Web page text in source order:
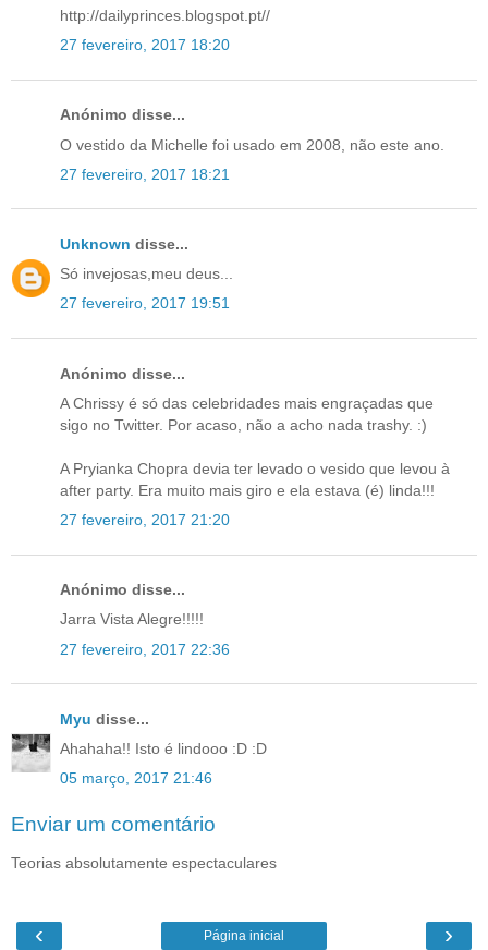
http://dailyprinces.blogspot.pt//
27 fevereiro, 2017 18:20
Anónimo disse...
O vestido da Michelle foi usado em 2008, não este ano.
27 fevereiro, 2017 18:21
Unknown disse...
Só invejosas,meu deus...
27 fevereiro, 2017 19:51
Anónimo disse...
A Chrissy é só das celebridades mais engraçadas que
sigo no Twitter. Por acaso, não a acho nada trashy. :)
A Pryianka Chopra devia ter levado o vesido que levou à
after party. Era muito mais giro e ela estava (é) linda!!!
27 fevereiro, 2017 21:20
Anónimo disse...
Jarra Vista Alegre!!!!!
27 fevereiro, 2017 22:36
Myu disse...
Ahahaha!! Isto é lindooo :D :D
05 março, 2017 21:46
Enviar um comentário
Teorias absolutamente espectaculares
‹ ›
Página inicial